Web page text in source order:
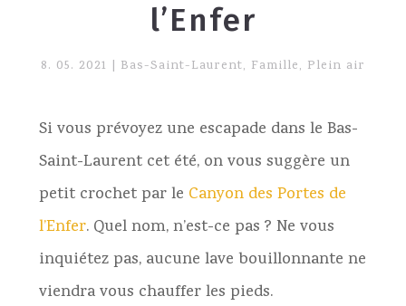
l’Enfer
8. 05. 2021 Bas-Saint-Laurent, Famille, Plein air
Si vous prévoyez une escapade dans le Bas-
Saint-Laurent cet été, on vous suggère un
petit crochet par le Canyon des Portes de
l’Enfer. Quel nom, n’est-ce pas ? Ne vous
inquiétez pas, aucune lave bouillonnante ne
viendra vous chauffer les pieds.